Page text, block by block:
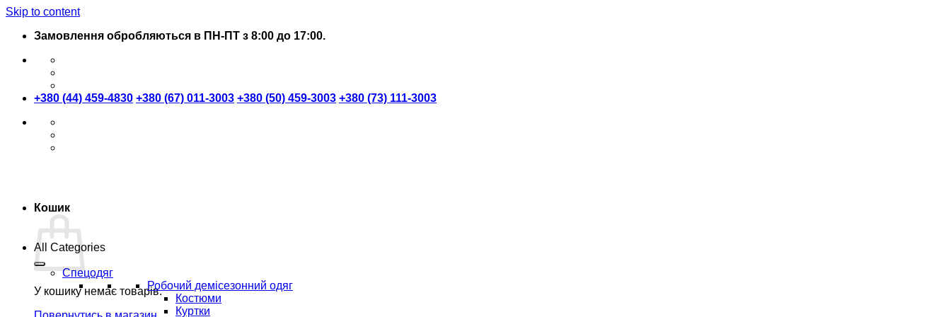
Skip to content
Замовлення обробляються в ПН-ПТ з 8:00 до 17:00.
+380 (44) 459-4830 +380 (67) 011-3003 +380 (50) 459-3003 +380 (73) 111-3003
Кошик
У кошику немає товарів.
All Categories
Спецодяг
Робочий демісезонний одяг
Костюми
Куртки